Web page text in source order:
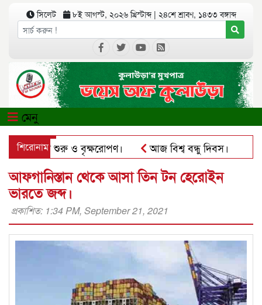
সিলেট ৮ই আগস্ট, ২০২৬ খ্রিস্টাব্দ| ২৪শে শ্রাবণ, ১৪৩৩ বঙ্গাব্দ
মেনু
শিরোনাম
কার্যক্রম শুরু ও বৃক্ষরোপণ। আজ বিশ্ব বন্ধু দিবস।
ব্যবহার করে প্রতারণার চেষ্টা।
পৃথিমপাশায় ঋণের
আফগানিস্তান থেকে আসা তিন টন হেরোইন
ভারতে জব্দ।
প্রকাশিত: 1:34 PM, September 21, 2021